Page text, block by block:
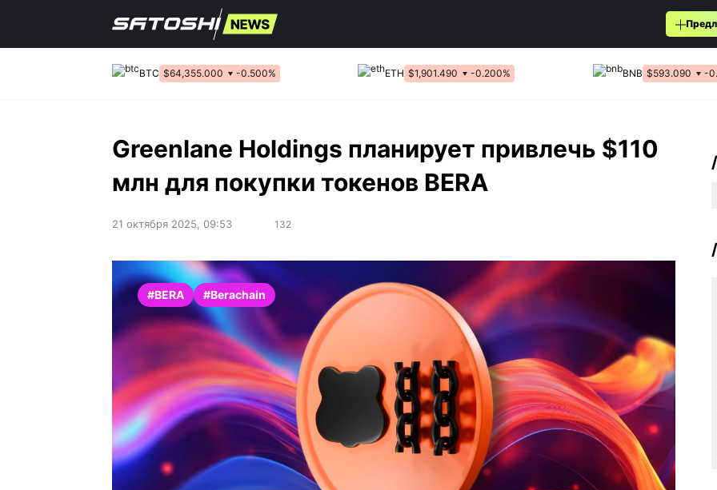
BTC $64,355.000 -0.500% ETH $1,901.490 -0.200% BNB $593.090 -
Greenlane Holdings планирует привлечь $110
млн для покупки токенов BERA
21 октября 2025, 09:53 132
#BERA #Berachain